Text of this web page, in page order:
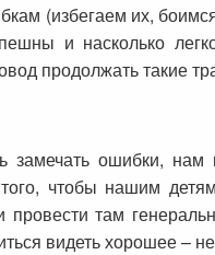
(избегаем их,
и насколько
продолжать такие
замечать ошибки,
чтобы нашим
там
видеть хорошее – не